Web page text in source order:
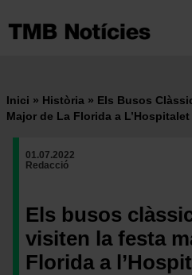
contingut
Fil
d'ariadna
Inici Història
Els Busos
Major de La Florida a L’Hospitalet
01.07.2022
Redacció
Els busos
visiten la festa
Florida a